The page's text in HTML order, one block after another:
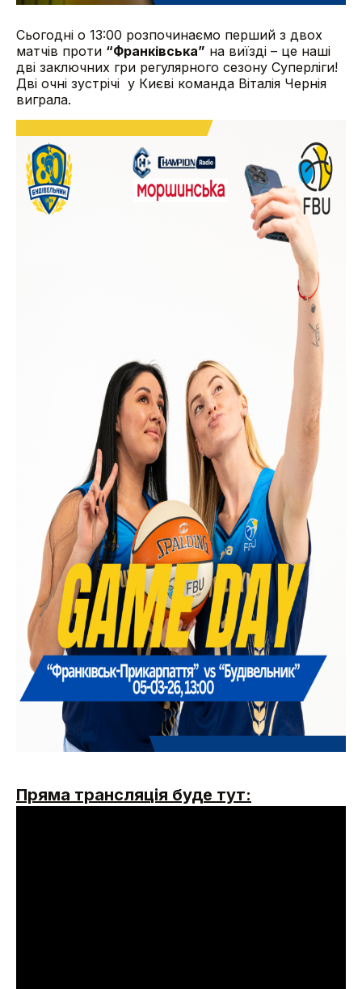
Сьогодні о 13:00 розпочинаємо перший з двох
матчів проти “Франківська” на виїзді – це наші
дві заключних гри регулярного сезону Суперліги!
Дві очні зустрічі у Києві команда Віталія Чернія
виграла.
Пряма трансляція буде тут: